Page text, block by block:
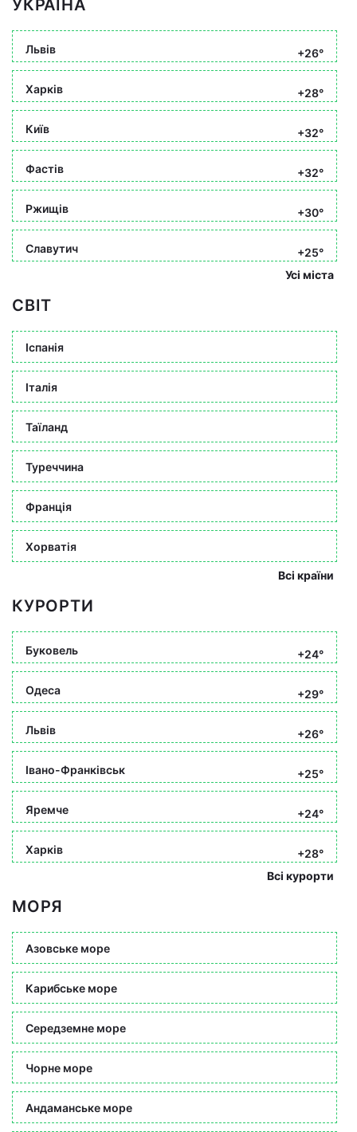
УКРАЇНА
Львів +26°
Харків +28°
Київ +32°
Фастів +32°
Ржищів +30°
Славутич
+25°
Усі міста
СВІТ
Іспанія
Італія
Таїланд
Туреччина
Франція
Хорватія
Всі країни
КУРОРТИ
Буковель +24°
Одеса +29°
Львів +26°
Івано-Франківськ +25°
Яремче +24°
Харків
+28°
Всі курорти
МОРЯ
Азовське море
Карибське море
Середземне море
Чорне море
Андаманське море